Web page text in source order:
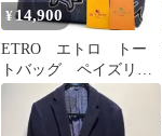
¥14,900
ETRO エトロ トー
トバッグ ペイズリー
柄 pvc レザー
A4◎ 肩掛け◎